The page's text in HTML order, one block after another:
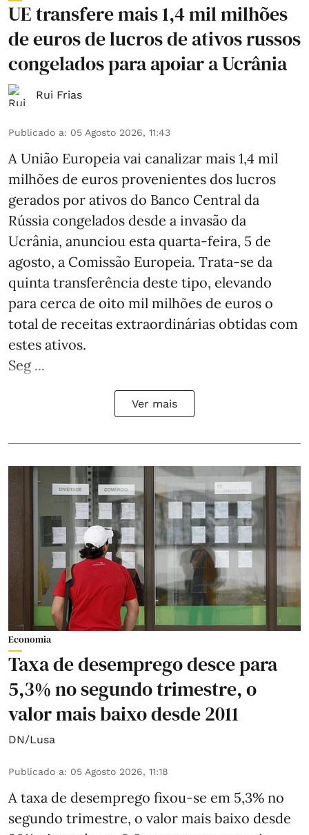
UE transfere mais 1,4 mil milhões
de euros de lucros de ativos russos
congelados para apoiar a Ucrânia
Rui Frias
Publicado a: 05 Agosto 2026, 11:43
A União Europeia vai canalizar mais 1,4 mil
milhões de euros provenientes dos lucros
gerados por ativos do Banco Central da
Rússia congelados desde a invasão da
Ucrânia, anunciou esta quarta-feira, 5 de
agosto, a Comissão Europeia. Trata-se da
quinta transferência deste tipo, elevando
para cerca de oito mil milhões de euros o
total de receitas extraordinárias obtidas com
estes ativos.
Seg ...
Ver mais
Economia
Taxa de desemprego desce para
5,3% no segundo trimestre, o
valor mais baixo desde 2011
DN/Lusa
Publicado a: 05 Agosto 2026, 11:18
A taxa de desemprego fixou-se em 5,3% no
segundo trimestre, o valor mais baixo desde